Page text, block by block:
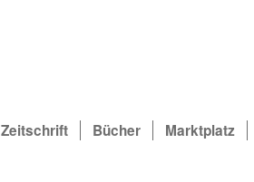
Zeitschrift Bücher Marktplatz